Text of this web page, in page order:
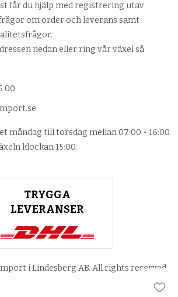
får du hjälp med registrering utav
om order och leverans samt
nedan eller ring vår växel så
00
måndag till torsdag mellan 07:00 - 16:00.
klockan 15:00.
TRYGGA
LEVERANSER
i Lindesberg AB. All rights reserved.